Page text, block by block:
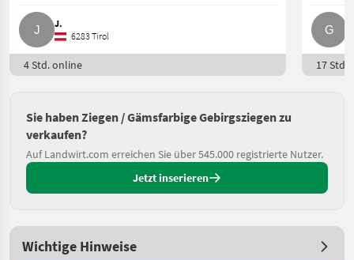
J.
6283 Tirol
4 Std. online 17 Std.
Sie haben Ziegen / Gämsfarbige Gebirgsziegen zu
verkaufen?
Auf Landwirt.com erreichen Sie über 545.000 registrierte Nutzer.
Jetzt inserieren
Wichtige Hinweise